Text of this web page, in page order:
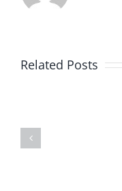
Related Posts